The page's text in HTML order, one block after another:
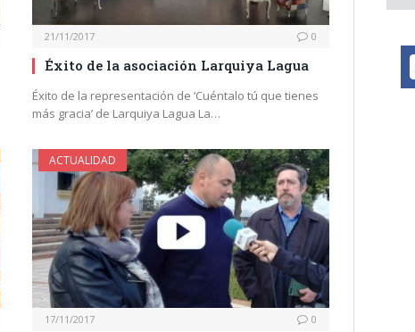
21/11/2017 0
Éxito de la asociación Larquiya Lagua
Éxito de la representación de ‘Cuéntalo tú que tienes
más gracia’ de Larquiya Lagua La…
ACTUALIDAD
17/11/2017 0